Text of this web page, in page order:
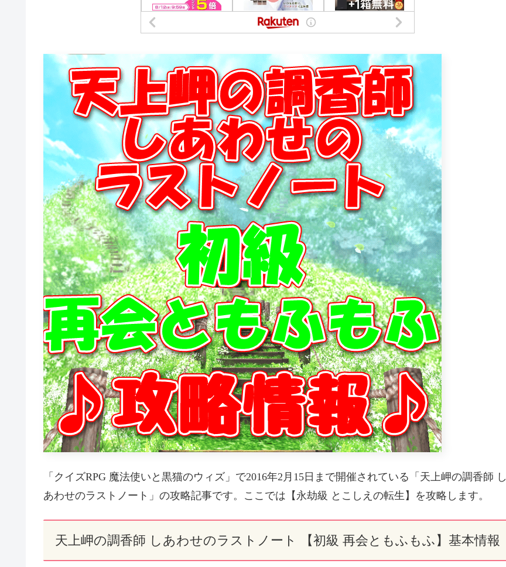
「クイズRPG 魔法使いと黒猫のウィズ」で2016年2月15日まで開催されている「天上岬の調香師 し
あわせのラストノート」の攻略記事です。ここでは【永劫級 とこしえの転生】を攻略します。
天上岬の調香師 しあわせのラストノート 【初級 再会ともふもふ】基本情報